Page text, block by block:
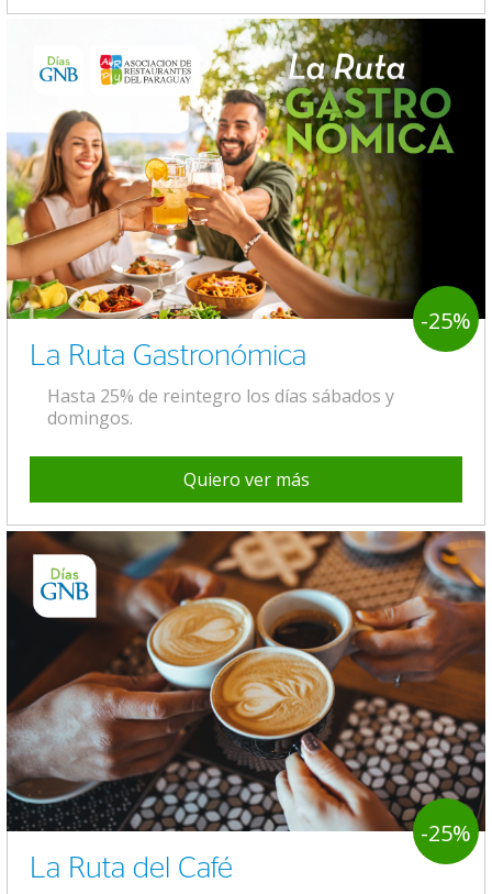
-25%
La Ruta Gastronómica
Hasta 25% de reintegro los días sábados y
domingos.
Quiero ver más
-25%
La Ruta del Café